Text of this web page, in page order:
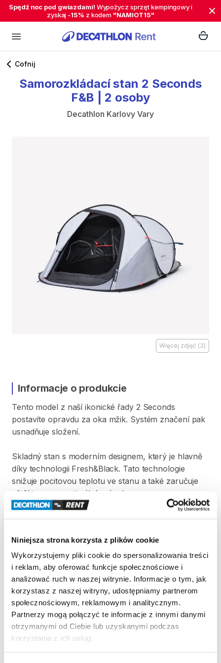
Niniejsza strona korzysta z plików cookie
Wykorzystujemy pliki cookie do spersonalizowania treści
i reklam, aby oferować funkcje społecznościowe i
analizować ruch w naszej witrynie. Informacje o tym, jak
korzystasz z naszej witryny, udostępniamy partnerom
społecznościowym, reklamowym i analitycznym.
Partnerzy mogą połączyć te informacje z innymi danymi
otrzymanymi od Ciebie lub uzyskanymi podczas
korzystania z ich usług.
Spędź noc pod gwiazdami! Wypożycz sprzęt kempingowy i
zyskaj -15% z kodem "NAMIOT15"
Cofnij
Samorozkládací stan 2 Seconds
F&B
2 osoby
Decathlon Karlovy Vary
Więcej zdjęć (3)
Informacje o produkcie
Tento model z naší ikonické řady 2 Seconds
postavíte opravdu za oka mžik. Systém značení pak
usnadňuje složení.
Skladný stan s moderním designem​,​ který je hlavně
díky technologii Fresh&Black. Tato technologie
snižuje pocitovou teplotu ve stanu a také zaručuje
větší tmu optimální spánek.
Strona produktu w sklepie
Zasady wypożyczenia
REGULAMIN
Regulamin wypożyczalni
KAUCJA
Pro vypůjčení produktu není vyžadována vratná či